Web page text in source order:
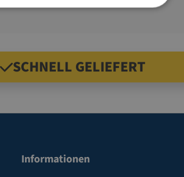
SCHNELL GELIEFERT
Informationen